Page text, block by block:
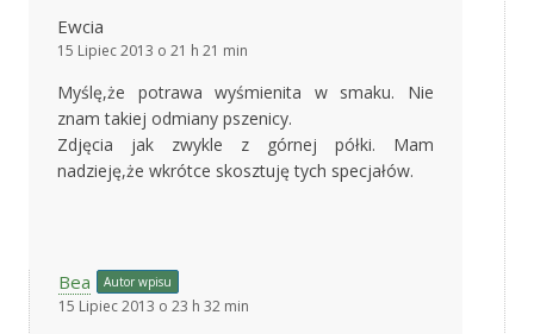
Ewcia
15 Lipiec 2013 o 21 h 21 min
Myślę,że potrawa wyśmienita w smaku. Nie
znam takiej odmiany pszenicy.
Zdjęcia jak zwykle z górnej półki. Mam
nadzieję,że wkrótce skosztuję tych specjałów.
Bea Autor wpisu
15 Lipiec 2013 o 23 h 32 min